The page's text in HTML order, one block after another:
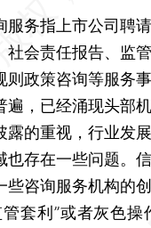
务指上市公司聘请
社会责任报告、监
则政策咨询等服务
遍，已经涌现头部
露的重视，行业发
也存在一些问题。
些咨询服务机构的
套利”或者灰色